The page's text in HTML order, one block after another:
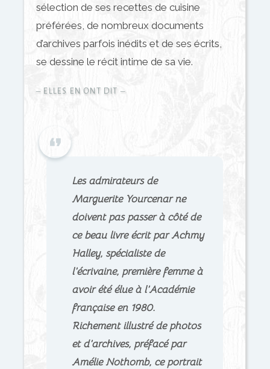
sélection de ses recettes de cuisine
préférées, de nombreux documents
d’archives parfois inédits et de ses écrits,
se dessine le récit intime de sa vie.
– ELLES EN ONT DIT –
Les admirateurs de
Marguerite Yourcenar ne
doivent pas passer à côté de
ce beau livre écrit par Achmy
Halley, spécialiste de
l’écrivaine, première femme à
avoir été élue à l’Académie
française en 1980.
Richement illustré de photos
et d’archives, préfacé par
Amélie Nothomb, ce portrait